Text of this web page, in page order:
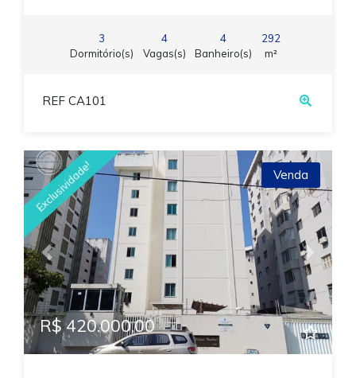
3
Dormitório(s)
4
Vagas(s)
4
Banheiro(s)
292
m²
REF CA101
Previous Next
Exclusividade! Venda
R$ 420.000,00